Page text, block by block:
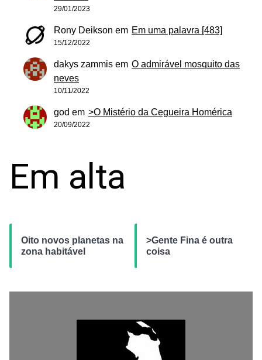
29/01/2023
Rony Deikson em Em uma palavra [483]
15/12/2022
dakys zammis em O admirável mosquito das
neves
10/11/2022
god em >O Mistério da Cegueira Homérica
20/09/2022
Em alta
Oito novos planetas na
zona habitável
>Gente Fina é outra
coisa